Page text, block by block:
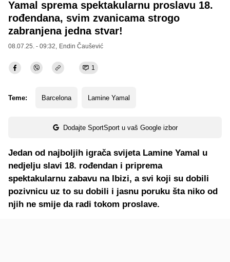
Yamal sprema spektakularnu proslavu 18.
rođendana, svim zvanicama strogo
zabranjena jedna stvar!
08.07.25. - 09:32, Endin Čaušević
1
Teme: Barcelona Lamine Yamal
Dodajte SportSport u vaš Google izbor
Jedan od najboljih igrača svijeta Lamine Yamal u
nedjelju slavi 18. rođendan i priprema
spektakularnu zabavu na Ibizi, a svi koji su dobili
pozivnicu uz to su dobili i jasnu poruku šta niko od
njih ne smije da radi tokom proslave.